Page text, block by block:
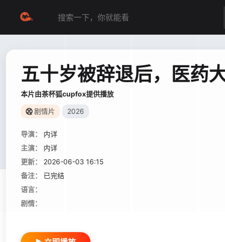
五十岁被辞退后，医药
本片由茶杯狐cupfox提供播放
剧情片 2026
导演：
内详
主演：
内详
更新：
2026-06-03 16:15
备注：
已完结
语言：
剧情：